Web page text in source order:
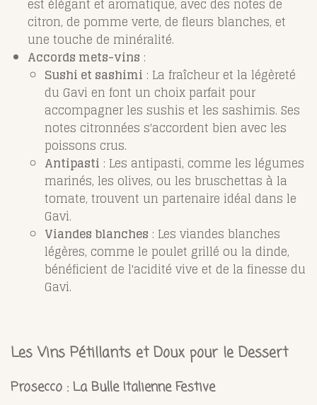
est élégant et aromatique, avec des notes de
citron, de pomme verte, de fleurs blanches, et
une touche de minéralité.
Accords mets-vins :
Sushi et sashimi : La fraîcheur et la légèreté
du Gavi en font un choix parfait pour
accompagner les sushis et les sashimis. Ses
notes citronnées s'accordent bien avec les
poissons crus.
Antipasti : Les antipasti, comme les légumes
marinés, les olives, ou les bruschettas à la
tomate, trouvent un partenaire idéal dans le
Gavi.
Viandes blanches : Les viandes blanches
légères, comme le poulet grillé ou la dinde,
bénéficient de l'acidité vive et de la finesse du
Gavi.
Les Vins Pétillants et Doux pour le Dessert
Prosecco : La Bulle Italienne Festive